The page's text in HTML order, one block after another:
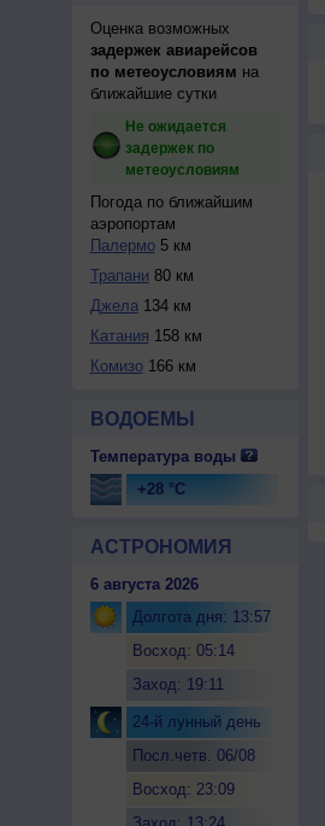
Оценка возможных
задержек авиарейсов
по метеоусловиям на
ближайшие сутки
Не ожидается
задержек по
метеоусловиям
Погода по ближайшим
аэропортам
Палермо5 км
Трапани 80 км
Джела134 км
Катания 158 км
Комизо166 км
ВОДОЕМЫ
Температура воды
+28 °C
АСТРОНОМИЯ
6 августа 2026
Долгота дня: 13:57
Восход: 05:14
Заход: 19:11
24-й лунный день
Посл.четв. 06/08
Восход: 23:09